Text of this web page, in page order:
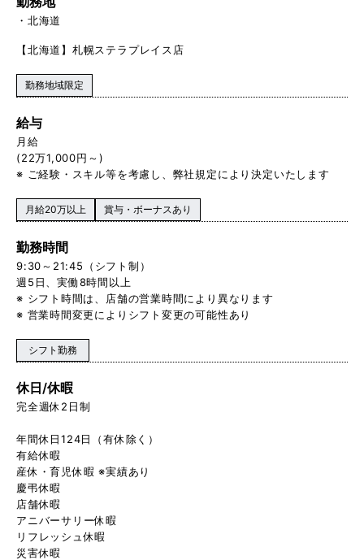
北海道
【北海道】札幌ステラプレイス店
勤務地域限定
給与
月給
(22万1,000円～)
※ ご経験・スキル等を考慮し、弊社規定により決定いたします
月給20万以上 賞与・ボーナスあり
勤務時間
9:30～21:45（シフト制）
週5日、実働8時間以上
※ シフト時間は、店舗の営業時間により異なります
※ 営業時間変更によりシフト変更の可能性あり
シフト勤務
休日/休暇
完全週休2日制
年間休日124日（有休除く）
有給休暇
産休・育児休暇 ※実績あり
慶弔休暇
店舗休暇
アニバーサリー休暇
リフレッシュ休暇
災害休暇